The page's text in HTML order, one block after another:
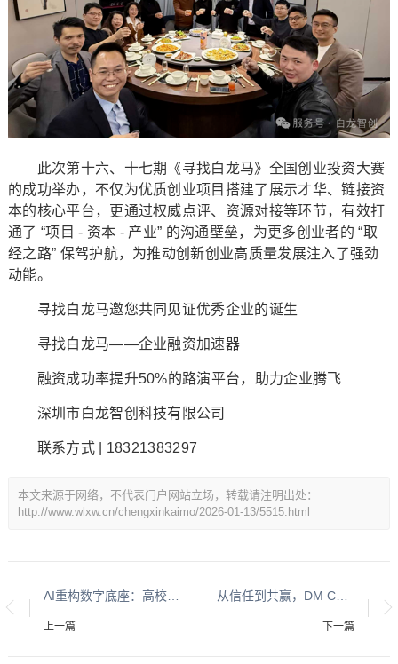
此次第十六、十七期《寻找白龙马》全国创业投资大赛
的成功举办，不仅为优质创业项目搭建了展示才华、链接资
本的核心平台，更通过权威点评、资源对接等环节，有效打
通了 “项目 - 资本 - 产业” 的沟通壁垒，为更多创业者的 “取
经之路” 保驾护航，为推动创新创业高质量发展注入了强劲
动能。
寻找白龙马邀您共同见证优秀企业的诞生
寻找白龙马——企业融资加速器
融资成功率提升50%的路演平台，助力企业腾飞
深圳市白龙智创科技有限公司
联系方式 | 18321383297
本文来源于网络，不代表门户网站立场，转载请注明出处：
http://www.wlxw.cn/chengxinkaimo/2026-01-13/5515.html
AI重构数字底座：高校网络服务智能化交流研讨会于郑州圆满举办
上一篇
从信任到共赢，DM CAFE的金融加盟体系
下一篇